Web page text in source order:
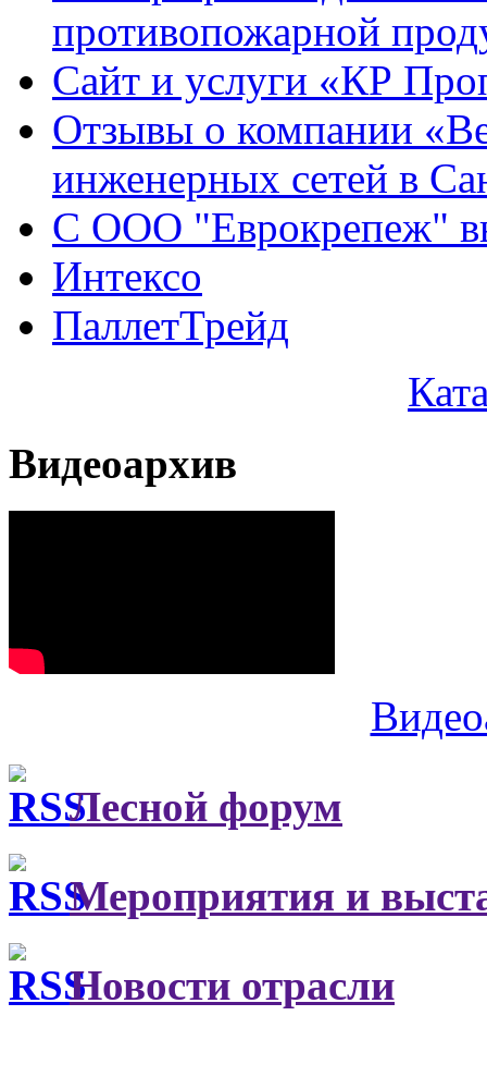
противопожарной
Сайт и услуги «КР
Отзывы о компании
инженерных сетей в
С ООО "Еврокрепеж"
Интексо
ПаллетТрейд
Видеоархив
Лесной форум
Мероприятия и
Новости отрасли